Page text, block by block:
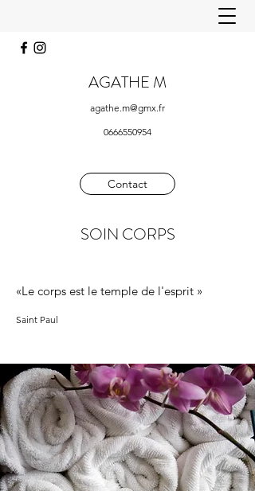
AGATHE M
agathe.m@gmx.fr
0666550954
Contact
SOIN CORPS
«Le corps est le temple de l'esprit »
Saint Paul